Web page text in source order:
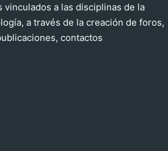
a las disciplinas de la
a través de la creación de foros,
contactos